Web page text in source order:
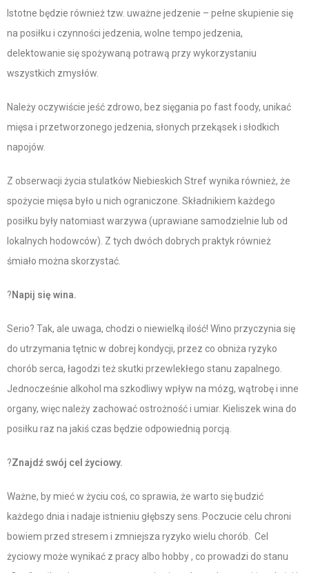
Istotne będzie również tzw. uważne jedzenie – pełne skupienie się
na posiłku i czynności jedzenia, wolne tempo jedzenia,
delektowanie się spożywaną potrawą przy wykorzystaniu
wszystkich zmysłów.
Należy oczywiście jeść zdrowo, bez sięgania po fast foody, unikać
mięsa i przetworzonego jedzenia, słonych przekąsek i słodkich
napojów.
Z obserwacji życia stulatków Niebieskich Stref wynika również, że
spożycie mięsa było u nich ograniczone. Składnikiem każdego
posiłku były natomiast warzywa (uprawiane samodzielnie lub od
lokalnych hodowców). Z tych dwóch dobrych praktyk również
śmiało można skorzystać.
?Napij się wina.
Serio? Tak, ale uwaga, chodzi o niewielką ilość! Wino przyczynia się
do utrzymania tętnic w dobrej kondycji, przez co obniża ryzyko
chorób serca, łagodzi też skutki przewlekłego stanu zapalnego.
Jednocześnie alkohol ma szkodliwy wpływ na mózg, wątrobę i inne
organy, więc należy zachować ostrożność i umiar. Kieliszek wina do
posiłku raz na jakiś czas będzie odpowiednią porcją.
?Znajdź swój cel życiowy.
Ważne, by mieć w życiu coś, co sprawia, że warto się budzić
każdego dnia i nadaje istnieniu głębszy sens. Poczucie celu chroni
bowiem przed stresem i zmniejsza ryzyko wielu chorób. Cel
życiowy może wynikać z pracy albo hobby , co prowadzi do stanu